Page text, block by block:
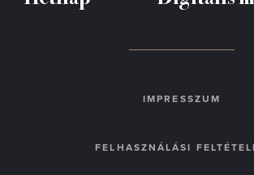
IMPRESSZUM
FELHASZNÁLÁSI